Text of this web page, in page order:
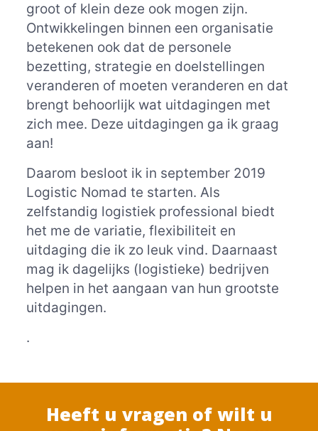
groot of klein deze ook mogen zijn.
Ontwikkelingen binnen een organisatie
betekenen ook dat de personele
bezetting, strategie en doelstellingen
veranderen of moeten veranderen en dat
brengt behoorlijk wat uitdagingen met
zich mee. Deze uitdagingen ga ik graag
aan!
Daarom besloot ik in september 2019
Logistic Nomad te starten. Als
zelfstandig logistiek professional biedt
het me de variatie, flexibiliteit en
uitdaging die ik zo leuk vind. Daarnaast
mag ik dagelijks (logistieke) bedrijven
helpen in het aangaan van hun grootste
uitdagingen.
.
Heeft u vragen of wilt u